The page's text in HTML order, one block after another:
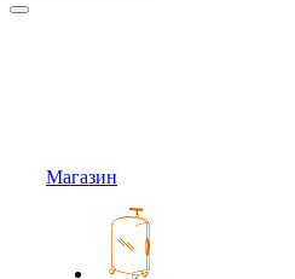
Магазин